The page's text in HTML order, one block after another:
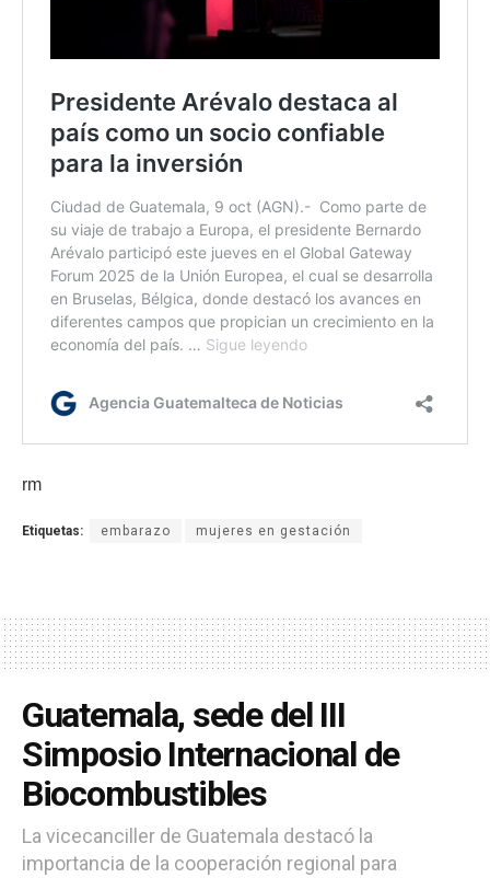
rm
Etiquetas: embarazo mujeres en gestación
Guatemala, sede del III
Simposio Internacional de
Biocombustibles
La vicecanciller de Guatemala destacó la
importancia de la cooperación regional para